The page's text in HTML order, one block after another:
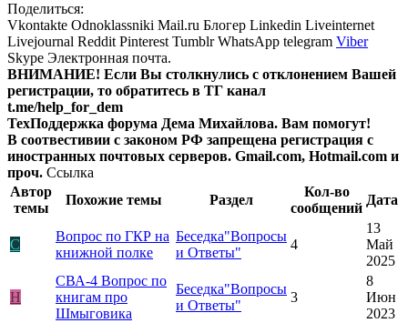
Поделиться:
Vkontakte Odnoklassniki Mail.ru Блогер Linkedin Liveinternet
Livejournal Reddit Pinterest Tumblr WhatsApp telegram Viber
Skype Электронная почта.
ВНИМАНИЕ! Ecли Вы столкнулись с отклонением Вашей
регистрации, то обратитесь в ТГ канал
t.me/help_for_dem
ТехПоддержка форума Дема Михайлова. Вам помогут!
В соотвестивии с законом РФ запрещена регистрация с
иностранных почтовых серверов. Gmail.com, Hotmail.com и
проч. Ссылка
Автор
темы
Похожие темы Раздел
Кол-во
сообщений
Дата
С
Вопрос по ГКР на
книжной полке
Беседка"Вопросы
и Ответы"
4
13
Май
2025
Н
СВА-4 Вопрос по
книгам про
Шмыговика
Беседка"Вопросы
и Ответы"
3
8
Июн
2023